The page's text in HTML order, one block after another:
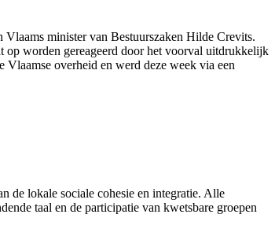
minister van Bestuurszaken Hilde Crevits.
op worden gereageerd door het voorval uitdrukkelijk
Vlaamse overheid en werd deze week via een
de lokale sociale cohesie en integratie. Alle
taal en de participatie van kwetsbare groepen